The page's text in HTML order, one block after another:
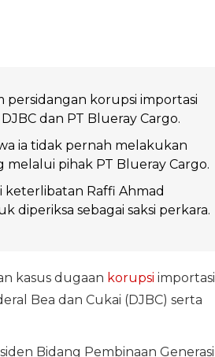
persidangan korupsi importasi
dan PT Blueray Cargo.
ia tidak pernah melakukan
melalui pihak PT Blueray Cargo.
keterlibatan Raffi Ahmad
diperiksa sebagai saksi perkara.
kasus dugaan korupsi importasi
Bea dan Cukai (DJBC) serta
Bidang Pembinaan Generasi